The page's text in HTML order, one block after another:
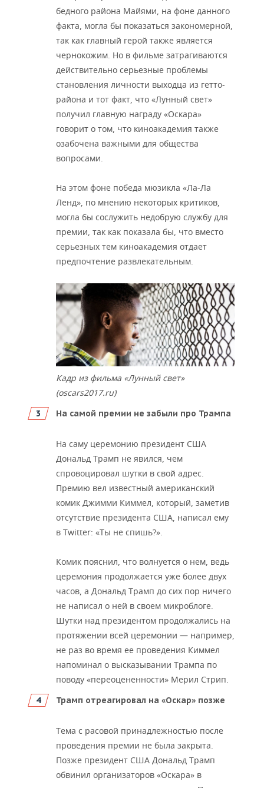
бедного района Майями, на фоне данного
факта, могла бы показаться закономерной,
так как главный герой также является
чернокожим. Но в фильме затрагиваются
действительно серьезные проблемы
становления личности выходца из гетто-
района и тот факт, что «Лунный свет»
получил главную награду «Оскара»
говорит о том, что киноакадемия также
озабочена важными для общества
вопросами.
На этом фоне победа мюзикла «Ла-Ла
Ленд», по мнению некоторых критиков,
могла бы сослужить недобрую службу для
премии, так как показала бы, что вместо
серьезных тем киноакадемия отдает
предпочтение развлекательным.
Кадр из фильма «Лунный свет»
(oscars2017.ru)
На самой премии не забыли про Трампа
На саму церемонию президент США
Дональд Трамп не явился, чем
спровоцировал шутки в свой адрес.
Премию вел известный американский
комик Джимми Киммел, который, заметив
отсутствие президента США, написал ему
в Twitter: «Ты не спишь?».
Комик пояснил, что волнуется о нем, ведь
церемония продолжается уже более двух
часов, а Дональд Трамп до сих пор ничего
не написал о ней в своем микроблоге.
Шутки над президентом продолжались на
протяжении всей церемонии — например,
не раз во время ее проведения Киммел
напоминал о высказывании Трампа по
поводу «переоцененности» Мерил Стрип.
Трамп отреагировал на «Оскар» позже
Тема с расовой принадлежностью после
проведения премии не была закрыта.
Позже президент США Дональд Трамп
обвинил организаторов «Оскара» в